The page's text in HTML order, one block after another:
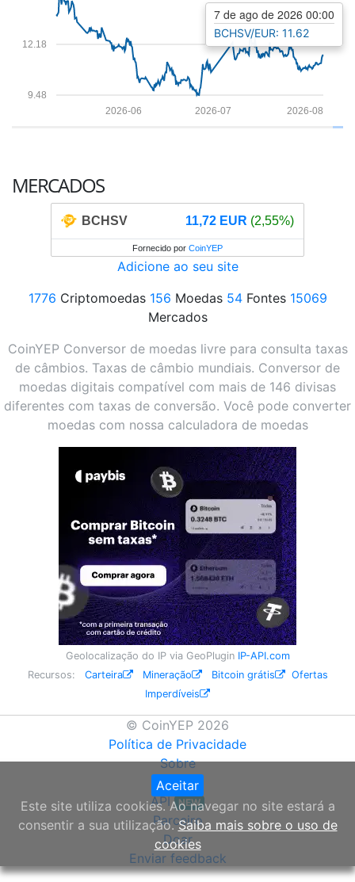
9.48
12.18
2026-08
2026-07
2026-06
7 de ago de 2026 00:00
BCHSV/EUR: 11.62
MERCADOS
BCHSV 11,72 EUR (2,55%)
Fornecido por CoinYEP
Adicione ao seu site
1776 Criptomoedas 156 Moedas 54Fontes 15069
Mercados
CoinYEP Conversor de moedas livre para consulta taxas
de câmbios. Taxas de câmbio mundiais. Conversor de
moedas digitais compatível com mais de 146 divisas
diferentes com taxas de conversão. Você pode converter
moedas com nossa calculadora de moedas
Geolocalização do IP via GeoPlugin IP-API.com
Recursos: Carteira Mineração Bitcoin grátis
Ofertas
Imperdíveis
© CoinYEP 2026
Política de Privacidade
Sobre
Widget
API NEW
Parceiro
Doar
Enviar feedback
Aceitar
Este site utiliza cookies. Ao navegar no site estará a
consentir a sua utilização.Saiba mais sobre o uso de
cookies